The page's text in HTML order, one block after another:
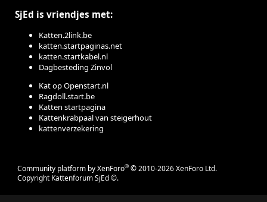
SjEd is vriendjes met:
Katten.2link.be
katten.startpaginas.net
katten.startkabel.nl
Dagbesteding Zinvol
Kat op Openstart.nl
Ragdoll.start.be
Katten startpagina
Kattenkrabpaal van steigerhout
kattenverzekering
Community platform by XenForo® © 2010-2026 XenForo Ltd.
Copyright Kattenforum SjEd ©.